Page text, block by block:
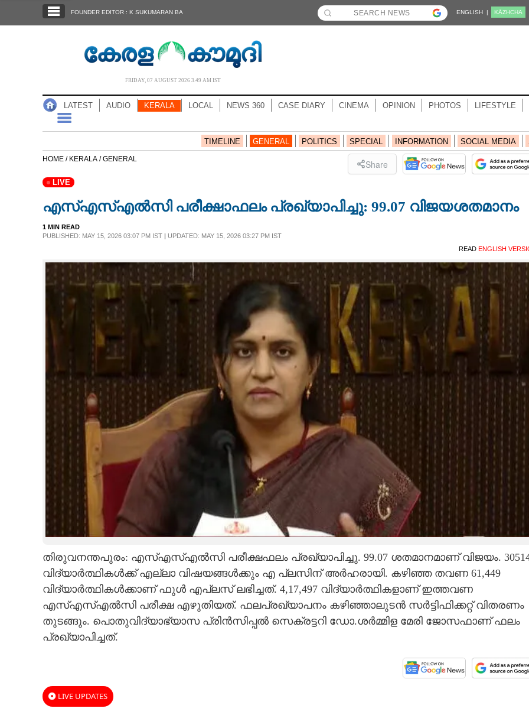
NOTIFIED NEWS
NEWS 360
CASE DIARY
SPIRITUAL
LITERATURE
FOUNDER EDITOR : K SUKUMARAN BA ENGLISH | KĀZHCHA
FRIDAY, 07 AUGUST 2026 3.49 AM IST
LATEST AUDIO KERALA LOCAL NEWS 360 CASE DIARY CINEMA OPINION PHOTOS LIFESTYLE
TIMELINE GENERAL POLITICS SPECIAL INFORMATION SOCIAL MEDIA
HOME / KERALA /GENERAL Share
LIVE
എസ്എസ്എൽസി പരീക്ഷാഫലം പ്രഖ്യാപിച്ചു: 99.07 വിജയശതമാനം
1 MIN READ
PUBLISHED: MAY 15, 2026 03:07 PM IST| UPDATED: MAY 15, 2026 03:27 PM IST
READ ENGLISH
തിരുവനന്തപുരം: എസ്എസ്എൽസി പരീക്ഷഫലം പ്രഖ്യാപിച്ചു. 99.07 ശതമാനമാണ് വിജയം.
വിദ്യാർത്ഥികൾക്ക് എല്ലാ വിഷയങ്ങൾക്കും എ പ്ലസിന് അർഹരായി. കഴിഞ്ഞ തവണ 61,449
വിദ്യാർത്ഥികൾക്കാണ് ഫുൾ എപ്ലസ് ലഭിച്ചത്. 4,17,497 വിദ്യാർത്ഥികളാണ് ഇത്തവണ
എസ്എസ്എൽസി പരീക്ഷ എഴുതിയത്. ഫലപ്രഖ്യാപനം കഴിഞ്ഞാലുടൻ സർട്ടിഫിക്കറ്റ് വിതരണം
തുടങ്ങും. പൊതുവിദ്യാഭ്യാസ പ്രിൻസിപ്പൽ സെക്രട്ടറി ഡോ.ശർമ്മിള മേരി ജോസഫാണ് ഫലം
പ്രഖ്യാപിച്ചത്.
LIVE UPDATES